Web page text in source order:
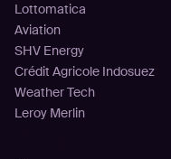
Lottomatica
Aviation
SHV Energy
Crédit Agricole Indosuez
Weather Tech
Leroy Merlin